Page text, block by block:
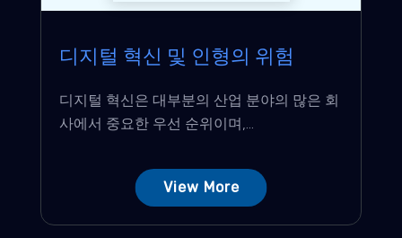
디지털 혁신 및 인형의 위험
디지털 혁신은 대부분의 산업 분야의 많은 회
사에서 중요한 우선 순위이며,...
View More